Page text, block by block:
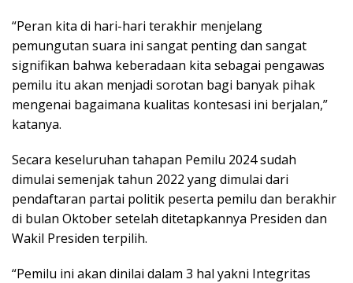
“Peran kita di hari-hari terakhir menjelang
pemungutan suara ini sangat penting dan sangat
signifikan bahwa keberadaan kita sebagai pengawas
pemilu itu akan menjadi sorotan bagi banyak pihak
mengenai bagaimana kualitas kontesasi ini berjalan,”
katanya.
Secara keseluruhan tahapan Pemilu 2024 sudah
dimulai semenjak tahun 2022 yang dimulai dari
pendaftaran partai politik peserta pemilu dan berakhir
di bulan Oktober setelah ditetapkannya Presiden dan
Wakil Presiden terpilih.
“Pemilu ini akan dinilai dalam 3 hal yakni Integritas